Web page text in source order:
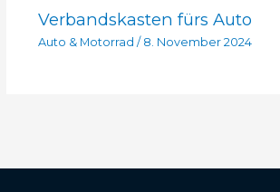
Verbandskasten fürs Auto
Auto & Motorrad / 8. November 2024